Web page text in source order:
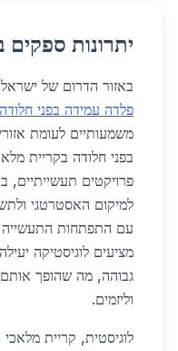
יתרונות ספקים
באזור הדרום של
פלדה עמידה בפני
משמעותיים לעומת
בפני חלודה בקריית
פרויקטים תעשייתיים,
עם התפתחות התעשייה
מציעים לוגיסטיקה
גבוהה, מה שהופך אותם
וליזמים.
לוגיסטית, קריית